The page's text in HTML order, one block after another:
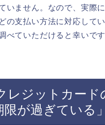
いません。なので、実際
の支払い方法に対応して
べていただけると幸いです
レジットカー
が過ぎている」